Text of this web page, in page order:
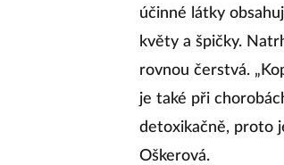
účinné látky
květy a špičky.
rovnou čerstvá.
je také při
detoxikačně, proto
Oškerová.